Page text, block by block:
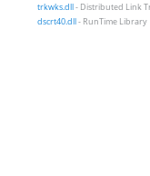
trkwks.dll- Distributed Link
dscrt40.dll- RunTime Library